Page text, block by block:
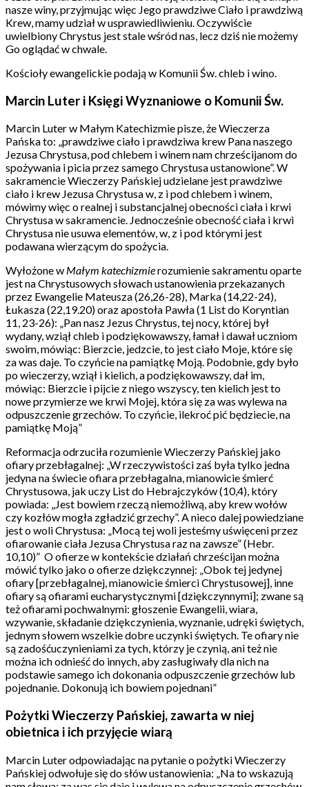
nasze winy, przyjmując więc Jego prawdziwe Ciało i prawdziwą
Krew, mamy udział w usprawiedliwieniu. Oczywiście
uwielbiony Chrystus jest stale wśród nas, lecz dziś nie możemy
Go oglądać w chwale.
Kościoły ewangelickie podają w Komunii Św. chleb i wino.
Marcin Luter i Księgi Wyznaniowe o Komunii Św.
Marcin Luter w Małym Katechizmie pisze, że Wieczerza
Pańska to: „prawdziwe ciało i prawdziwa krew Pana naszego
Jezusa Chrystusa, pod chlebem i winem nam chrześcijanom do
spożywania i picia przez samego Chrystusa ustanowione”. W
sakramencie Wieczerzy Pańskiej udzielane jest prawdziwe
ciało i krew Jezusa Chrystusa w, z i pod chlebem i winem,
mówimy więc o realnej i substancjalnej obecności ciała i krwi
Chrystusa w sakramencie. Jednocześnie obecność ciała i krwi
Chrystusa nie usuwa elementów, w, z i pod którymi jest
podawana wierzącym do spożycia.
Wyłożone w Małym katechizmierozumienie sakramentu oparte
jest na Chrystusowych słowach ustanowienia przekazanych
przez Ewangelie Mateusza (26,26-28), Marka (14,22-24),
Łukasza (22,19.20) oraz apostoła Pawła (1 List do Koryntian
11, 23-26): „Pan nasz Jezus Chrystus, tej nocy, której był
wydany, wziął chleb i podziękowawszy, łamał i dawał uczniom
swoim, mówiąc: Bierzcie, jedzcie, to jest ciało Moje, które się
za was daje. To czyńcie na pamiątkę Moją. Podobnie, gdy było
po wieczerzy, wziął i kielich, a podziękowawszy, dał im,
mówiąc: Bierzcie i pijcie z niego wszyscy, ten kielich jest to
nowe przymierze we krwi Mojej, która się za was wylewa na
odpuszczenie grzechów. To czyńcie, ilekroć pić będziecie, na
pamiątkę Moją”
Reformacja odrzuciła rozumienie Wieczerzy Pańskiej jako
ofiary przebłagalnej: „W rzeczywistości zaś była tylko jedna
jedyna na świecie ofiara przebłagalna, mianowicie śmierć
Chrystusowa, jak uczy List do Hebrajczyków (10,4), który
powiada: „Jest bowiem rzeczą niemożliwą, aby krew wołów
czy kozłów mogła zgładzić grzechy”. A nieco dalej powiedziane
jest o woli Chrystusa: „Mocą tej woli jesteśmy uświęceni przez
ofiarowanie ciała Jezusa Chrystusa raz na zawsze” (Hebr.
10,10)” O ofierze w kontekście działań chrześcijan można
mówić tylko jako o ofierze dziękczynnej: „Obok tej jedynej
ofiary [przebłagalnej, mianowicie śmierci Chrystusowej], inne
ofiary są ofiarami eucharystycznymi [dziękczynnymi]; zwane są
też ofiarami pochwalnymi: głoszenie Ewangelii, wiara,
wzywanie, składanie dziękczynienia, wyznanie, udręki świętych,
jednym słowem wszelkie dobre uczynki świętych. Te ofiary nie
są zadośćuczynieniami za tych, którzy je czynią, ani też nie
można ich odnieść do innych, aby zasługiwały dla nich na
podstawie samego ich dokonania odpuszczenie grzechów lub
pojednanie. Dokonują ich bowiem pojednani”
Pożytki Wieczerzy Pańskiej, zawarta w niej
obietnica i ich przyjęcie wiarą
Marcin Luter odpowiadając na pytanie o pożytki Wieczerzy
Pańskiej odwołuje się do słów ustanowienia: „Na to wskazują